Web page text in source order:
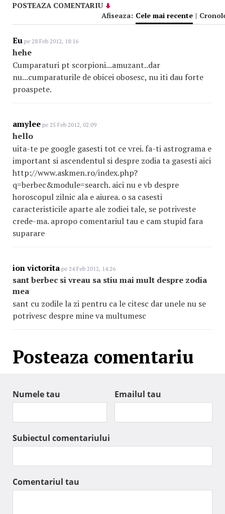
POSTEAZA COMENTARIU
Afiseaza: Cele mai recente |
Eu pe 28 Feb 2012, 18:16
hehe
Cumparaturi pt scorpioni...amuzant..dar
nu...cumparaturile de obicei obosesc, nu iti dau forte
proaspete.
amylee pe 25 Feb 2012, 02:09
hello
uita-te pe google gasesti tot ce vrei. fa-ti astrograma e
important si ascendentul si despre zodia ta gasesti aici
http://www.askmen.ro/index.php?
q=berbec&module=search. aici nu e vb despre
horoscopul zilnic ala e aiurea. o sa casesti
caracteristicile aparte ale zodiei tale, se potriveste
crede-ma. apropo comentariul tau e cam stupid fara
suparare
ion victorita pe 24 Feb 2012, 14:26
sant berbec si vreau sa stiu mai mult despre zodia
mea
sant cu zodile la zi pentru ca le citesc dar unele nu se
potrivesc despre mine va multumesc
Posteaza comentariu
Numele tau Emailul tau
Subiectul comentariului
Comentariul tau